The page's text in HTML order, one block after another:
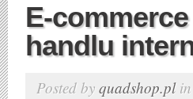
E-
handlu
Posted by quadshop.plin